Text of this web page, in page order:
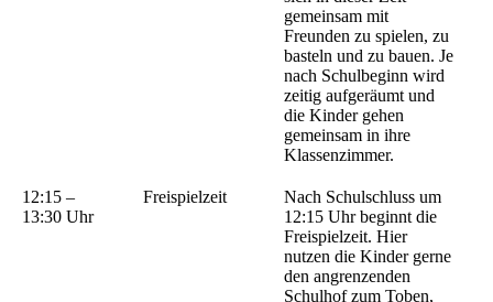
gemeinsam mit
Freunden zu spielen, zu
basteln und zu bauen. Je
nach Schulbeginn wird
zeitig aufgeräumt und
die Kinder gehen
gemeinsam in ihre
Klassenzimmer.
12:15 –
13:30 Uhr
Freispielzeit
Nach Schulschluss um
12:15 Uhr beginnt die
Freispielzeit. Hier
nutzen die Kinder gerne
den angrenzenden
Schulhof zum Toben,